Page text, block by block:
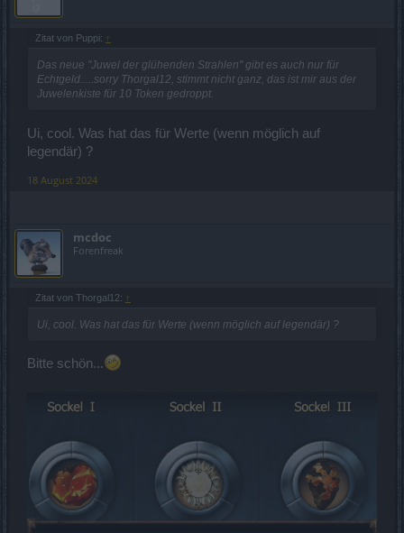
Zitat von Puppi: ↑
Das neue "Juwel der glühenden Strahlen" gibt es auch nur für
Echtgeld.....sorry Thorgal12, stimmt nicht ganz, das ist mir aus der
Juwelenkiste für 10 Token gedroppt.
Ui, cool. Was hat das für Werte (wenn möglich auf
legendär) ?
18 August 2024
mcdoc
Forenfreak
Zitat von Thorgal12: ↑
Ui, cool. Was hat das für Werte (wenn möglich auf legendär) ?
Bitte schön...